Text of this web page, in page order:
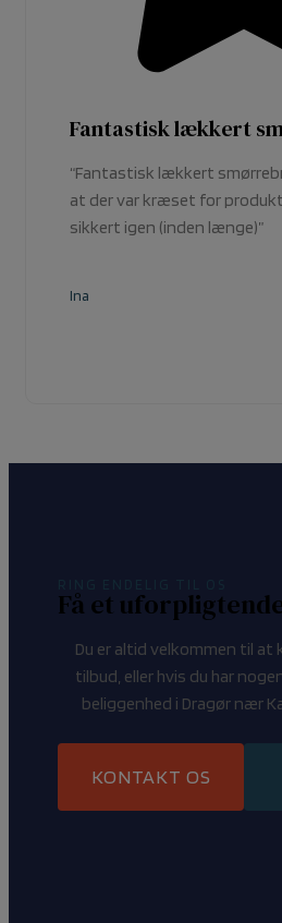
Fantastisk lækkert
“Fantastisk lækkert
at der var kræset for
sikkert igen (inden længe)”
Ina
Få et
Du er altid velkommen til
tilbud, eller hvis du har
beliggenhed i Dragør nær
KONTAKT OS